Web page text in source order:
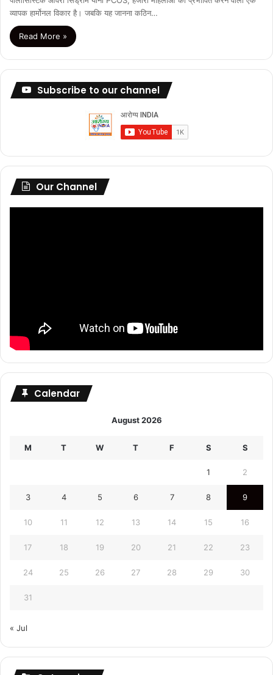
व्यापक हार्मोनल विकार है। जबकि यह जानना कठिन…
Read More »
Subscribe to our channel
Our Channel
Calendar
August 2026
M T W T F S S
1 2
3 4 5 6 7 8 9
10 11 12 13 14 15 16
17 18 19 20 21 22 23
24 25 26 27 28 29 30
31
« Jul